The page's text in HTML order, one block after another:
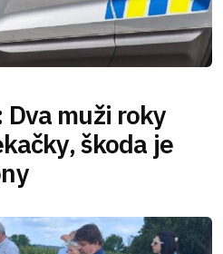
muži roky
škoda je